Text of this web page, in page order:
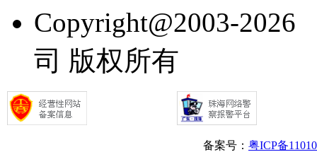
Copyright@2003-
司 版权所有
备案号： 粤ICP备